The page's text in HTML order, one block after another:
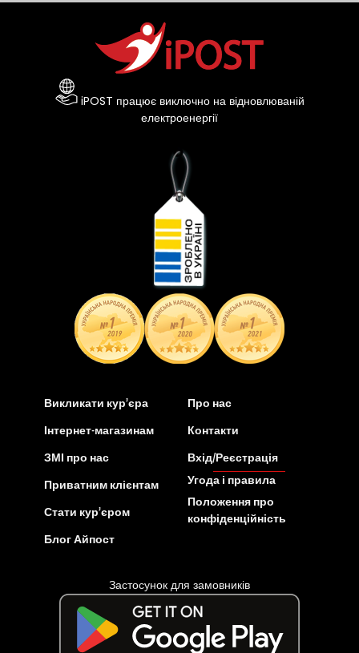
iPOST працює виключно на відновлюваній
електроенергії
Викликати кур’єра
Інтернет-магазинам
ЗМІ про нас
Приватним клієнтам
Стати кур’єром
Блог Айпост
Про нас
Контакти
Вхід/Реєстрація
Угода і правила
Положення про
конфіденційність
Застосунок для замовників